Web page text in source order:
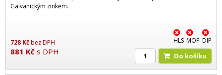
Galvanickým zinkem.
728 Kčbez DPH
881 Kč s DPH
HLS MOP DIP
Do košíku